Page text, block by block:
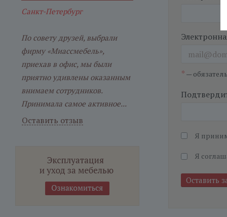
* —
Я
Я
Санкт-Петербург
По совету друзей, выбрали
фирму «Миассмебель»,
приехав в офис, мы были
приятно удивлены оказанным
внимаем сотрудников.
Принимала самое активное...
Оставить отзыв